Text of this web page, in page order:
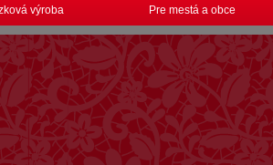
výroba
Pre mestá a obce